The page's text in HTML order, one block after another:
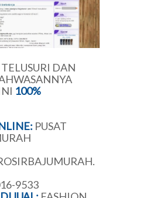
DAN
100%
PUSAT
9533